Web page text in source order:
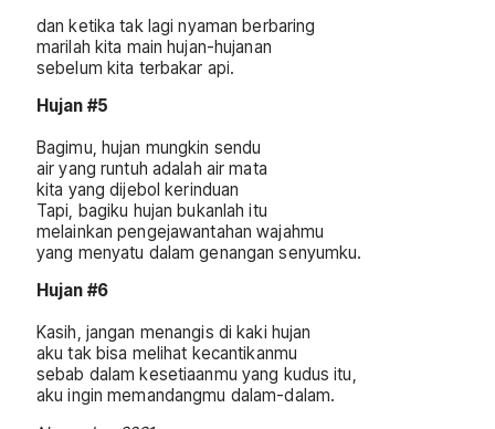
dan ketika tak lagi nyaman berbaring
marilah kita main hujan-hujanan
sebelum kita terbakar api.
Hujan #5
Bagimu, hujan mungkin sendu
air yang runtuh adalah air mata
kita yang dijebol kerinduan
Tapi, bagiku hujan bukanlah itu
melainkan pengejawantahan wajahmu
yang menyatu dalam genangan senyumku.
Hujan #6
Kasih, jangan menangis di kaki hujan
aku tak bisa melihat kecantikanmu
sebab dalam kesetiaanmu yang kudus itu,
aku ingin memandangmu dalam-dalam.